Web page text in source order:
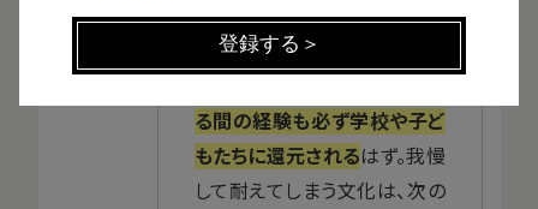
す。
る間の経験も必ず学校や子ど
もたちに還元されるはず。我慢
して耐えてしまう文化は、次の